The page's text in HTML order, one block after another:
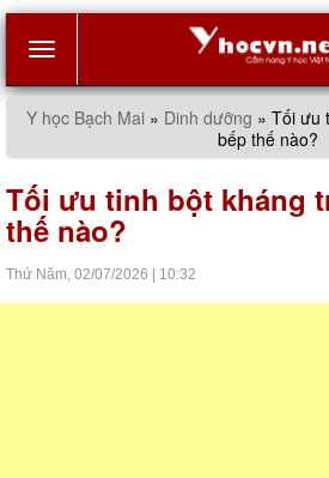
Y học Bạch Mai» Dinh dưỡng » Tối ưu
bếp thế nào?
Tối ưu tinh bột kháng
thế nào?
Thứ Năm, 02/07/2026 10:32